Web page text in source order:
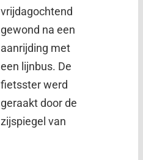
vrijdagochtend
gewond na een
aanrijding met
een lijnbus. De
fietsster werd
geraakt door de
zijspiegel van